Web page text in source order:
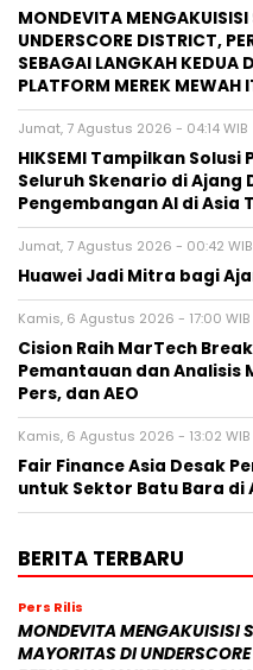
MONDEVITA
UNDERSCORE DISTRICT,
SEBAGAI LANGKAH KEDUA
PLATFORM MEREK MEWAH
Jumat, 7 Agustus 2026 - 04:14 WIB
HIKSEMI Tampilkan
Seluruh Skenario di Ajang
Pengembangan AI di Asia
Jumat, 7 Agustus 2026 - 00:42 WIB
Huawei Jadi Mitra bagi
Kamis, 6 Agustus 2026 - 17:00 WIB
Cision Raih MarTech
Pemantauan dan Analisis
Pers, dan AEO
Kamis, 6 Agustus 2026 - 13:02 WIB
Fair Finance Asia Desak
untuk Sektor Batu Bara di
BERITA TERBARU
Pers Rilis
MONDEVITA MENGAKUISISI
MAYORITAS DI